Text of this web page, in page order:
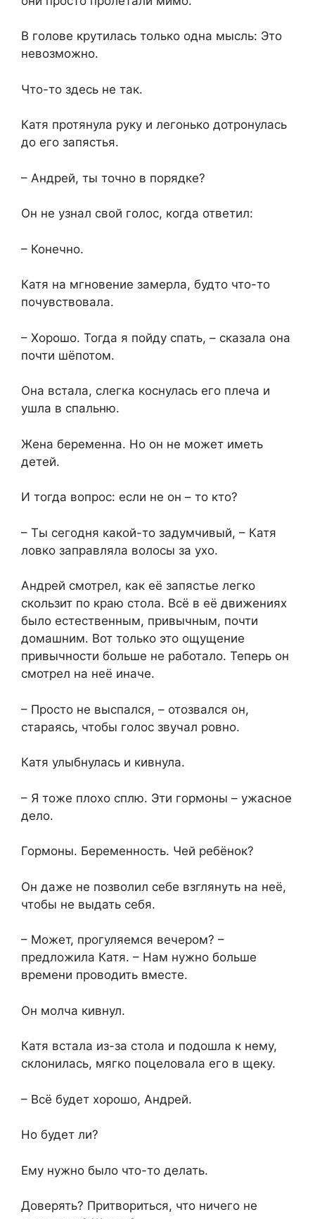
В голове крутилась только одна мысль: Это
невозможно.
Что-то здесь не так.
Катя протянула руку и легонько дотронулась
до его запястья.
– Андрей, ты точно в порядке?
Он не узнал свой голос, когда ответил:
– Конечно.
Катя на мгновение замерла, будто что-то
почувствовала.
– Хорошо. Тогда я пойду спать, – сказала она
почти шёпотом.
Она встала, слегка коснулась его плеча и
ушла в спальню.
Жена беременна. Но он не может иметь
детей.
И тогда вопрос: если не он – то кто?
– Ты сегодня какой-то задумчивый, – Катя
ловко заправляла волосы за ухо.
Андрей смотрел, как её запястье легко
скользит по краю стола. Всё в её движениях
было естественным, привычным, почти
домашним. Вот только это ощущение
привычности больше не работало. Теперь он
смотрел на неё иначе.
– Просто не выспался, – отозвался он,
стараясь, чтобы голос звучал ровно.
Катя улыбнулась и кивнула.
– Я тоже плохо сплю. Эти гормоны – ужасное
дело.
Гормоны. Беременность. Чей ребёнок?
Он даже не позволил себе взглянуть на неё,
чтобы не выдать себя.
– Может, прогуляемся вечером? –
предложила Катя. – Нам нужно больше
времени проводить вместе.
Он молча кивнул.
Катя встала из-за стола и подошла к нему,
склонилась, мягко поцеловала его в щеку.
– Всё будет хорошо, Андрей.
Но будет ли?
Ему нужно было что-то делать.
Доверять? Притвориться, что ничего не